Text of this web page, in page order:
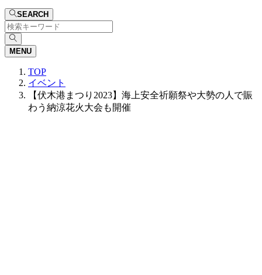
SEARCH
MENU
TOP
イベント
【伏木港まつり2023】海上安全祈願祭や大勢の人で賑
わう納涼花火大会も開催